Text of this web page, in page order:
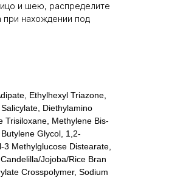
и шею, распределите
нахождении под
Ethylhexyl Triazone,
Diethylamino
Trisiloxane, Methylene Bis-
Glycol, 1,2-
3 Methylglucose Distearate,
Jojoba/Rice Bran
Crosspolymer, Sodium